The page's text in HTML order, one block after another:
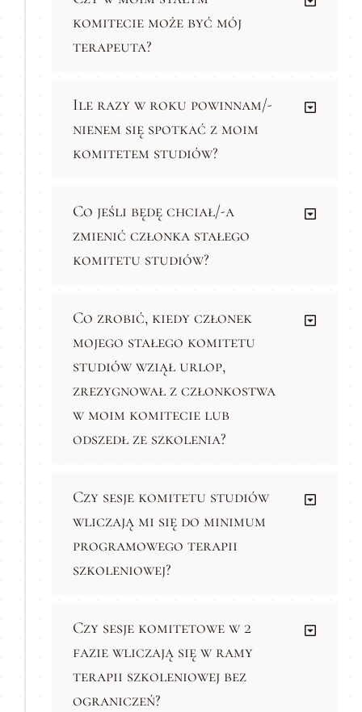
komitecie może być mój
terapeuta?
Ile razy w roku powinnam/-
nienem się spotkać z moim
komitetem studiów?
Co jeśli będę chciał/-a
zmienić członka stałego
komitetu studiów?
Co zrobić, kiedy członek
mojego stałego komitetu
studiów wziął urlop,
zrezygnował z członkostwa
w moim komitecie lub
odszedł ze szkolenia?
Czy sesje komitetu studiów
wliczają mi się do minimum
programowego terapii
szkoleniowej?
Czy sesje komitetowe w 2
fazie wliczają się w ramy
terapii szkoleniowej bez
ograniczeń?